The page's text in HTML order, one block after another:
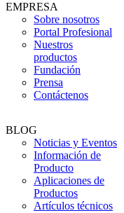
EMPRESA
Sobre nosotros
Portal Profesional
Nuestros
productos
Fundación
Prensa
Contáctenos
BLOG
Noticias y Eventos
Información de
Producto
Aplicaciones de
Productos
Artículos técnicos